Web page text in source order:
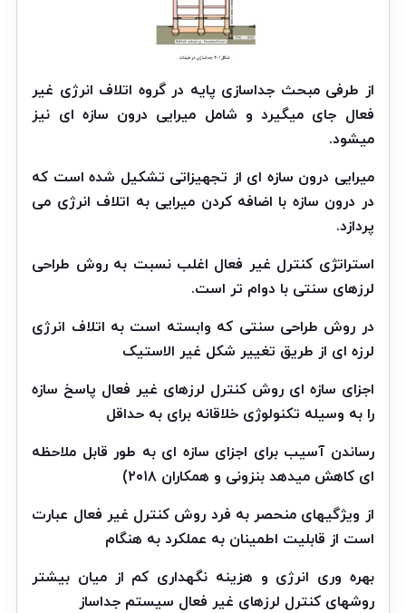
از طرفی مبحث جداسازی پایه در گروه اتلاف انرژی غیر
فعال جای میگیرد و شامل میرایی درون سازه ای نیز
میشود.
میرایی درون سازه ای از تجهیزاتی تشکیل شده است که
در درون سازه با اضافه کردن میرایی به اتلاف انرژی می
پردازد.
استراتژی کنترل غیر فعال اغلب نسبت به روش طراحی
لرزهای سنتی با دوام تر است.
در روش طراحی سنتی که وابسته است به اتلاف انرژی
لرزه ای از طریق تغییر شکل غیر الاستیک
اجزای سازه ای روش کنترل لرزهای غیر فعال پاسخ سازه
را به وسیله تکنولوژی خلاقانه برای به حداقل
رساندن آسیب برای اجزای سازه ای به طور قابل ملاحظه
ای کاهش میدهد بنزونی و همکاران ۲۰۱۸)
از ویژگیهای منحصر به فرد روش کنترل غیر فعال عبارت
است از قابلیت اطمینان به عملکرد به هنگام
بهره وری انرژی و هزینه نگهداری کم از میان بیشتر
روشهای کنترل لرزهای غیر فعال سیستم جداساز